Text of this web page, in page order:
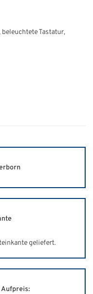
beleuchtete Tastatur,
geliefert.